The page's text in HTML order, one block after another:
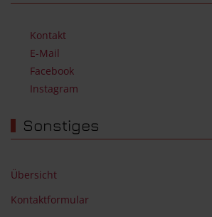
Kontakt
E-Mail
Facebook
Instagram
Sonstiges
Übersicht
Kontaktformular